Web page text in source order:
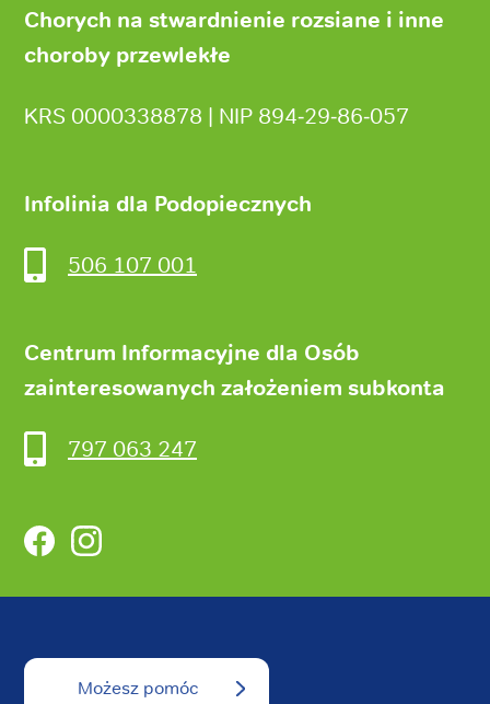
Chorych na stwardnienie rozsiane i inne
choroby przewlekłe
KRS 0000338878 | NIP 894‑29‑86‑057
Infolinia dla Podopiecznych
506 107 001
Centrum Informacyjne dla Osób
zainteresowanych założeniem subkonta
797 063 247
FacebookInstagram
Możesz pomóc